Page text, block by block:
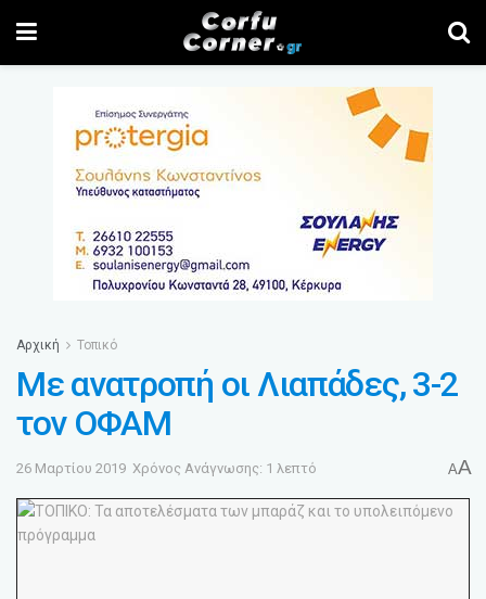
Αρχική Τοπικό
Με ανατροπή οι Λιαπάδες, 3-2
τον ΟΦΑΜ
26 Μαρτίου 2019 Χρόνος Ανάγνωσης: 1 λεπτό AA